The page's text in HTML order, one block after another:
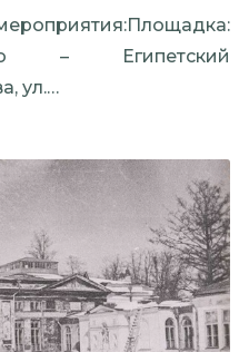
– Египетский
ул.…